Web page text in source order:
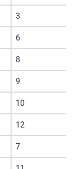
3
6
8
9
10
12
7